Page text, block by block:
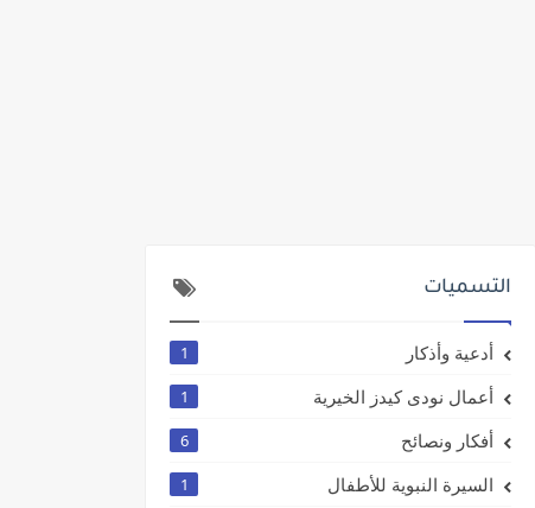
التسميات
أدعية وأذكار 1
أعمال نودى كيدز الخيرية 1
أفكار ونصائح 6
السيرة النبوية للأطفال 1